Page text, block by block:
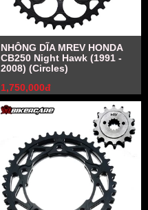
NHÔNG DĨA MREV HONDA
CB250 Night Hawk (1991 -
2008) (Circles)
1,750,000đ